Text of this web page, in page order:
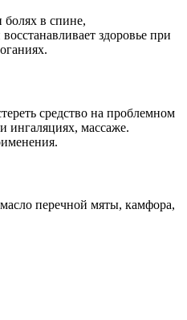
болях в спине,
здоровье при
средство на проблемном
ингаляциях, массаже.
перечной мяты, камфора,